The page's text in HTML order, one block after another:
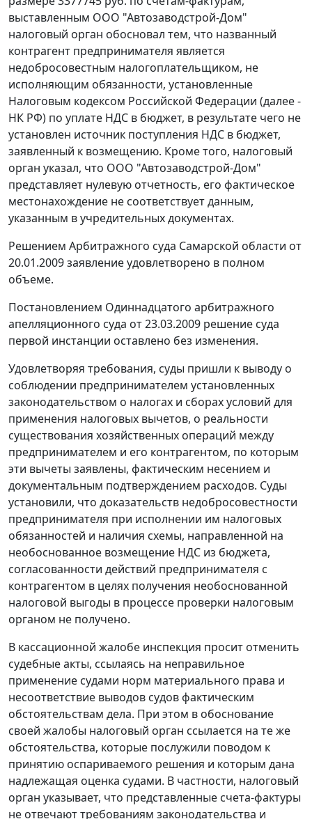
выставленным ООО "Автозаводстрой-Дом"
налоговый орган обосновал тем, что названный
контрагент предпринимателя является
недобросовестным налогоплательщиком, не
исполняющим обязанности, установленные
Налоговым кодексом Российской Федерации (далее -
НК РФ) по уплате НДС в бюджет, в результате чего не
установлен источник поступления НДС в бюджет,
заявленный к возмещению. Кроме того, налоговый
орган указал, что ООО "Автозаводстрой-Дом"
представляет нулевую отчетность, его фактическое
местонахождение не соответствует данным,
указанным в учредительных документах.
Решением Арбитражного суда Самарской области от
20.01.2009 заявление удовлетворено в полном
объеме.
Постановлением Одиннадцатого арбитражного
апелляционного суда от 23.03.2009 решение суда
первой инстанции оставлено без изменения.
Удовлетворяя требования, суды пришли к выводу о
соблюдении предпринимателем установленных
законодательством о налогах и сборах условий для
применения налоговых вычетов, о реальности
существования хозяйственных операций между
предпринимателем и его контрагентом, по которым
эти вычеты заявлены, фактическим несением и
документальным подтверждением расходов. Суды
установили, что доказательств недобросовестности
предпринимателя при исполнении им налоговых
обязанностей и наличия схемы, направленной на
необоснованное возмещение НДС из бюджета,
согласованности действий предпринимателя с
контрагентом в целях получения необоснованной
налоговой выгоды в процессе проверки налоговым
органом не получено.
В кассационной жалобе инспекция просит отменить
судебные акты, ссылаясь на неправильное
применение судами норм материального права и
несоответствие выводов судов фактическим
обстоятельствам дела. При этом в обоснование
своей жалобы налоговый орган ссылается на те же
обстоятельства, которые послужили поводом к
принятию оспариваемого решения и которым дана
надлежащая оценка судами. В частности, налоговый
орган указывает, что представленные счета-фактуры
не отвечают требованиям законодательства и